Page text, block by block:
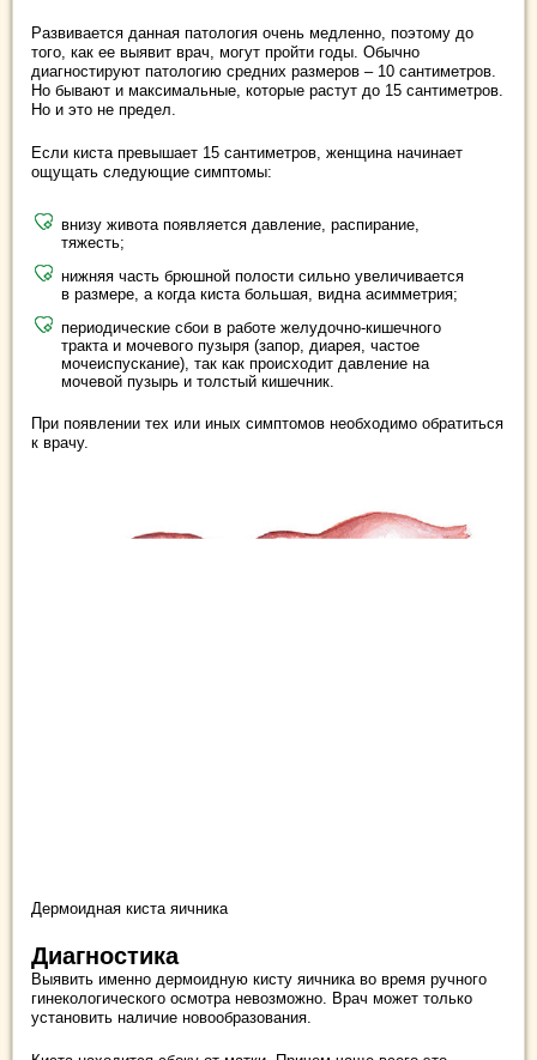
Развивается данная патология очень медленно, поэтому до
того, как ее выявит врач, могут пройти годы. Обычно
диагностируют патологию средних размеров – 10 сантиметров.
Но бывают и максимальные, которые растут до 15 сантиметров.
Но и это не предел.
Если киста превышает 15 сантиметров, женщина начинает
ощущать следующие симптомы:
внизу живота появляется давление, распирание,
тяжесть;
нижняя часть брюшной полости сильно увеличивается
в размере, а когда киста большая, видна асимметрия;
периодические сбои в работе желудочно-кишечного
тракта и мочевого пузыря (запор, диарея, частое
мочеиспускание), так как происходит давление на
мочевой пузырь и толстый кишечник.
При появлении тех или иных симптомов необходимо обратиться
к врачу.
Дермоидная киста яичника
Диагностика
Выявить именно дермоидную кисту яичника во время ручного
гинекологического осмотра невозможно. Врач может только
установить наличие новообразования.